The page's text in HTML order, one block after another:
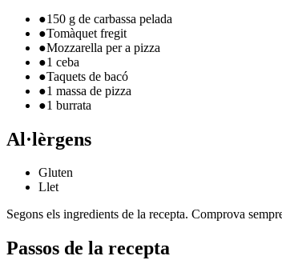
●150 g de carbassa pelada
●Tomàquet fregit
●Mozzarella per a pizza
●1 ceba
●Taquets de bacó
●1 massa de pizza
●1 burrata
Al·lèrgens
Gluten
Llet
Segons els ingredients de la recepta. Comprova
Passos de la recepta